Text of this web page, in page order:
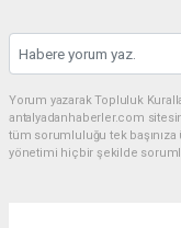
Yorum yazarak Topluluk
antalyadanhaberler.com
tüm sorumluluğu tek
yönetimi hiçbir şekilde